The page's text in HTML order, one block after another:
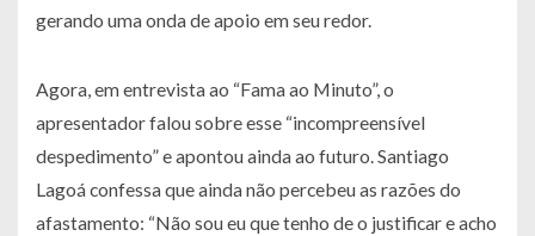
gerando uma onda de apoio em seu redor.
Agora, em entrevista ao “Fama ao Minuto”, o
apresentador falou sobre esse “incompreensível
despedimento” e apontou ainda ao futuro. Santiago
Lagoá confessa que ainda não percebeu as razões do
afastamento: “Não sou eu que tenho de o justificar e acho